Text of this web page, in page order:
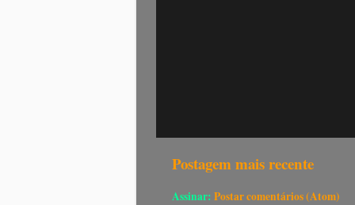
Postagem mais recente
Assinar: Postar comentários (Atom)